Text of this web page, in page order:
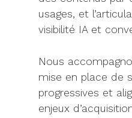
usages, et
visibilité IA et
Nous
mise en place de
progressives et
enjeux